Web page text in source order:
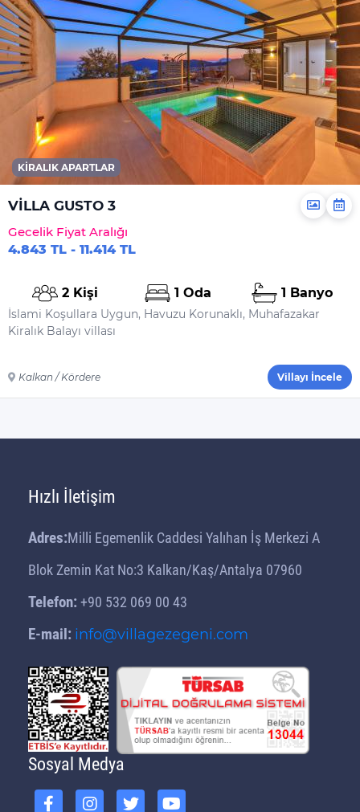
KIRALIK APARTLAR
VİLLA GUSTO 3
Gecelik Fiyat Aralığı
4.843 TL - 11.414 TL
2 Kişi 1 Oda 1 Banyo
İslami Koşullara Uygun, Havuzu Korunaklı, Muhafazakar
Kiralık Balayı villası
Kalkan / Kördere Villayı İncele
Hızlı İletişim
Adres:Milli Egemenlik Caddesi Yalıhan İş Merkezi A
Blok Zemin Kat No:3 Kalkan/Kaş/Antalya 07960
Telefon: +90 532 069 00 43
E-mail: info@villagezegeni.com
Sosyal Medya